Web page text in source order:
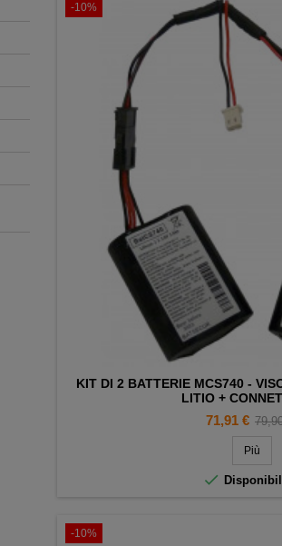
-10%
KIT DI 2 BATTERIE MCS740 -
LITIO +
Prezzo
71,91 €
base
Più

-10%